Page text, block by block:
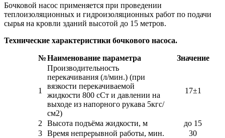
Бочковой насос применяется при проведении
теплоизоляционных и гидроизоляционных работ по подачи
сырья на кровли зданий высотой до 15 метров.
Технические характеристики бочкового насоса.
№Наименование параметра Значение
1
Производительность
перекачивания (л/мин.) (при
вязкости перекачиваемой
жидкости 800 сСт и давлении на
выходе из напорного рукава 5кгс/
см2)
17±1
2 Высота подъёма жидкости, м
до 15
3 Время непрерывной работы, мин.
30